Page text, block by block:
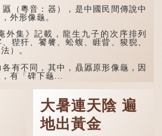
讀
此
巴
本
粵音：器），是中國民間傳說中
，外形像龜。
集》記載，龍生九子的次序排列
狴犴、饕餮、蚣蝮、睚眥、狻猊、
）。
不同，其中，贔屭原形像龜，因
有「碑下龜...
大暑連天陰 遍
地出黃金